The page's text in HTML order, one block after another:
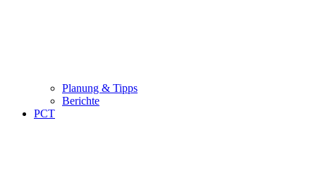
Planung & Tipps
Berichte
PCT